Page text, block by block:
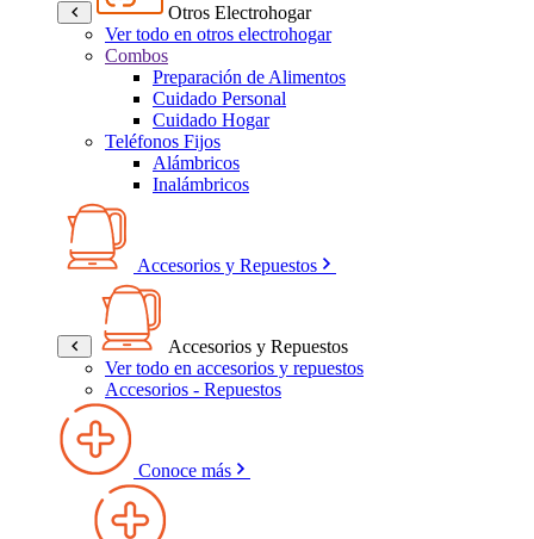
Otros Electrohogar
Ver todo en otros electrohogar
Combos
Preparación de Alimentos
Cuidado Personal
Cuidado Hogar
Teléfonos Fijos
Alámbricos
Inalámbricos
Accesorios y Repuestos
Accesorios y Repuestos
Ver todo en accesorios y repuestos
Accesorios - Repuestos
Conoce más